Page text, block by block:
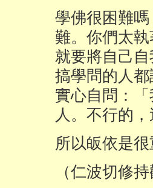
學佛很困難
難。你們太
就要將自己
搞學問的人
實心自問：
人。不行的
所以皈依是
（仁波切修